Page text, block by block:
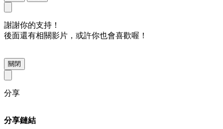
謝謝你的支持！
後面還有相關影片，或許你也會喜歡喔！
關閉
分享
分享鏈結